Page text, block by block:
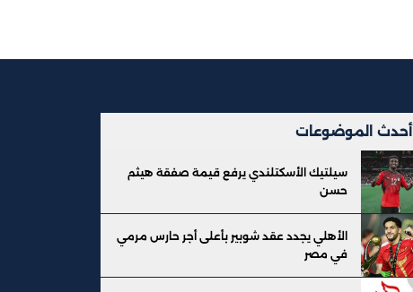
أحدث الموضوعات
سيلتيك الأسكتلندي يرفع قيمة صفقة هيثم
حسن
الأهلي يجدد عقد شوبير بأعلى أجر حارس مرمي
في مصر